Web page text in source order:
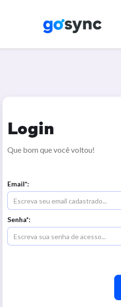
Login
Que bom que você voltou!
Email*:
Senha*: